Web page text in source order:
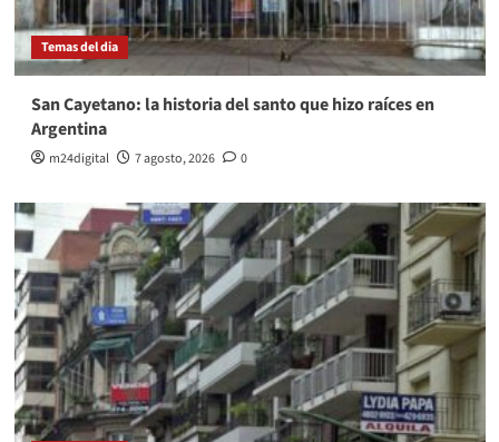
Temas del dia
San Cayetano: la historia del santo que hizo raíces en
Argentina
m24digital 7 agosto, 2026 0